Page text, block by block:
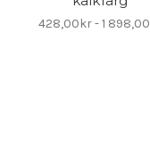
428,00kr - 1